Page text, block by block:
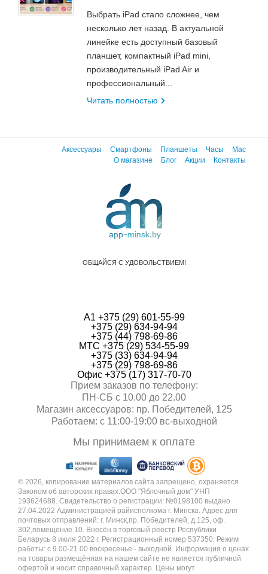
Выбрать iPad стало сложнее, чем
несколько лет назад. В актуальной
линейке есть доступный базовый
планшет, компактный iPad mini,
производительный iPad Air и
профессиональный...
Читать полностью
Аксессуары Смартфоны Планшеты Часы
Mac
О магазине
Блог Акции Контакты
ОБЩАЙСЯ С УДОВОЛЬСТВИЕМ!
А1 +375 (29) 601-55-99
+375 (29) 634-94-94
+375 (44) 798-69-86
МТС +375 (29) 534-55-99
+375 (33) 634-94-94
+375 (29) 798-69-86
Офис +375 (17) 317-70-70
Прием заказов по телефону:
ПН-СБ с 10.00 до 22.00
Магазин аксессуаров: пр. Победителей, 125
Работаем: с 11:00-19:00 вc-выходной
Мы принимаем к оплате
© 2026, копирование материалов сайта запрещено, охраняется
Законом об авторских правах.ООО "Яблочный дом" УНП
193624688. Свидетельство о регистрации: №0198100 выдано
27.04.2022 Администрацией райисполкома г. Минска. Адрес для
почтовых отправлений: г. Минск,пр. Победителей, д.125, оф.
302,помещение 10. Внесён в торговый реестр Республики
Беларусь 8 июля 2022 г. Регистрационный номер 537350. Режим
работы: с 9.00-21.00 воскресенье - выходной. Информация о ценах
на товары размещённая на нашем сайте не является публичной
офертой и носит справочный характер. Цены могут